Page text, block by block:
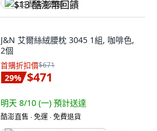
$13 酷澎幣回饋
J&N 艾爾絲絨腰枕 3045 1組, 咖啡色,
2個
首購折扣價$671
29% $471
明天 8/10 (一) 預計送達
酷澎直售 ∙ 免運 ∙ 免費退貨